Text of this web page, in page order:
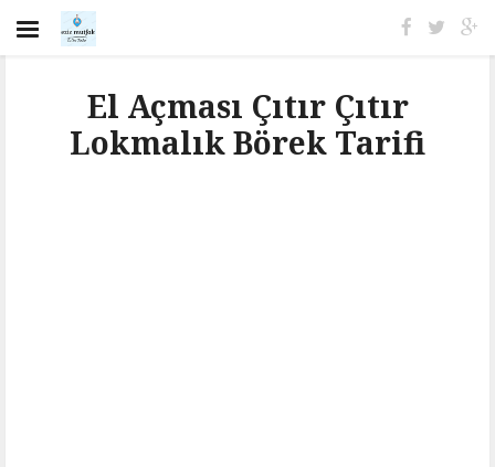
El Açması Çıtır Çıtır
Lokmalık Börek Tarifi